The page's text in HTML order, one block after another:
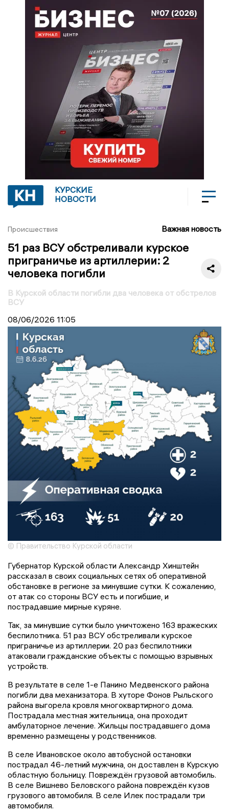
КУРСКИЕ
НОВОСТИ
Происшествия Важная новость
51 раз ВСУ обстреливали курское
приграничье из артиллерии: 2
человека погибли
В Курской области погибли два человека от обстрелов
ВСУ
08/06/2026 11:05
© Правительство Курской области
Губернатор Курской области Александр Хинштейн
рассказал в своих социальных сетях об оперативной
обстановке в регионе за минувшие сутки. К сожалению,
от атак со стороны ВСУ есть и погибшие, и
пострадавшие мирные куряне.
Так, за минувшие сутки было уничтожено 163 вражеских
беспилотника. 51 раз ВСУ обстреливали курское
приграничье из артиллерии. 20 раз беспилотники
атаковали гражданские объекты с помощью взрывных
устройств.
В результате в селе 1-е Панино Медвенского района
погибли два механизатора. В хуторе Фонов Рыльского
района выгорела кровля многоквартирного дома.
Пострадала местная жительница, она проходит
амбулаторное лечение. Жильцы пострадавшего дома
временно размещены у родственников.
В селе Ивановское около автобусной остановки
пострадал 46-летний мужчина, он доставлен в Курскую
областную больницу. Повреждён грузовой автомобиль.
В селе Вишнево Беловского района повреждён кузов
грузового автомобиля. В селе Илек пострадали три
автомобиля.